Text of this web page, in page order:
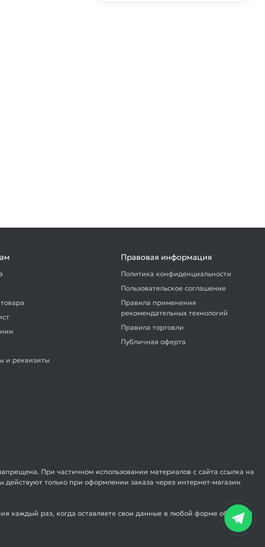
и реквизиты
Правовая информация
Политика конфиденциальности
Пользовательское соглашение
Правила применения
рекомендательных технологий
Правила торговли
Публичная оферта
При частичном использовании материалов с сайта ссылка на
только при оформлении заказа через интернет-магазин
каждый раз, когда оставляете свои данные в любой форме обратной